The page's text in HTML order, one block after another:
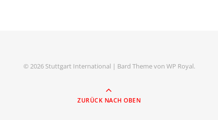
© 2026 Stuttgart International | Bard Theme von WP Royal.
ZURÜCK NACH OBEN